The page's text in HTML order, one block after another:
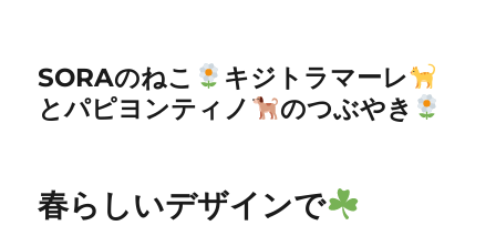
SORAのねこ
キジトラマーレ
とパピヨンティノ
のつぶやき
春らしいデザインで